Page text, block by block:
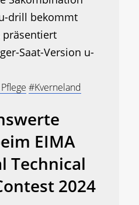
drill bekommt
präsentiert
Saat-Version u-
#Kverneland
EIMA
Technical
2024